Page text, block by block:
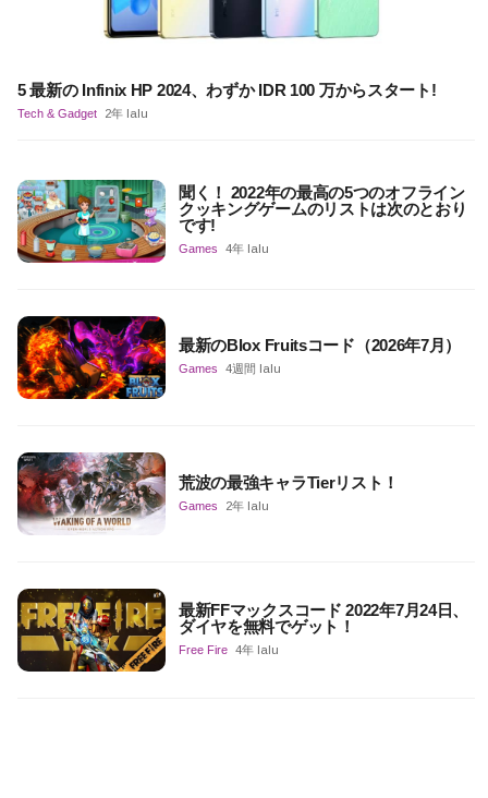
5 最新の Infinix HP 2024、わずか IDR 100 万からスタート!
Tech & Gadget 2年 lalu
聞く！ 2022年の最高の5つのオフライン
クッキングゲームのリストは次のとおり
です!
Games 4年 lalu
最新のBlox Fruitsコード（2026年7月）
Games 4週間 lalu
荒波の最強キャラTierリスト！
Games 2年 lalu
最新FFマックスコード 2022年7月24日、
ダイヤを無料でゲット！
Free Fire 4年 lalu